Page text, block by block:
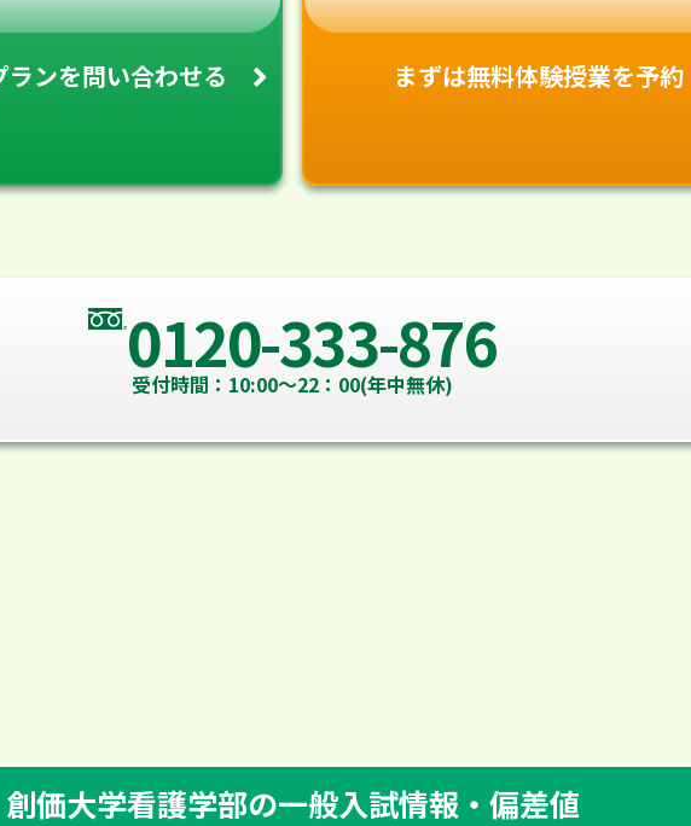
ランを問い合わせる まずは無料体験授業を予約
0120-333-876
受付時間：10:00～22：00(年中無休)
創価大学看護学部の一般入試情報・偏差値